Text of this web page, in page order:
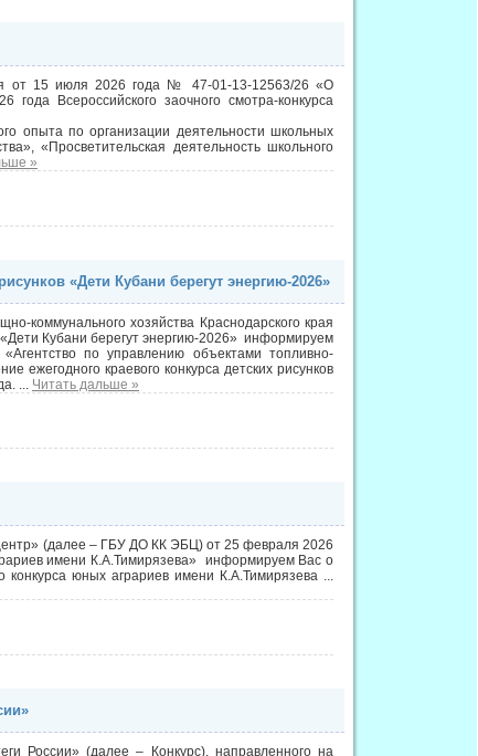
от 15 июля 2026 года № 47-01-13-12563/26 «О
Всероссийского заочного смотра-конкурса
опыта по организации деятельности школьных
«Просветительская деятельность школьного
»
«Дети Кубани берегут энергию-2026»
коммунального хозяйства Краснодарского края
Кубани берегут энергию-2026» информируем
по управлению объектами топливно-
ежегодного краевого конкурса детских рисунков
... Читать дальше »
(далее – ГБУ ДО КК ЭБЦ) от 25 февраля 2026
имени К.А.Тимирязева» информируем Вас о
конкурса юных аграриев имени К.А.Тимирязева ...
России» (далее – Конкурс), направленного на